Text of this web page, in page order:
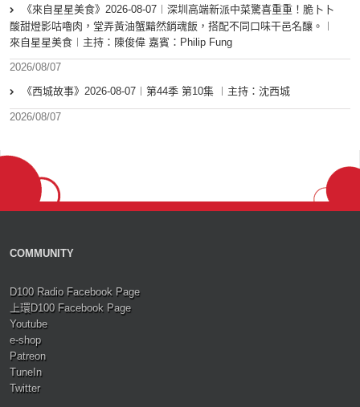
《來自星星美食》2026-08-07︱深圳高端新派中菜驚喜重重！脆卜卜
酸甜燈影咕嚕肉，堂弄黃油蟹黯然銷魂飯，搭配不同口味干邑名釀。︱
來自星星美食︱主持：陳俊偉 嘉賓：Philip Fung
2026/08/07
《西城故事》2026-08-07︱第44季 第10集 ︱主持：沈西城
2026/08/07
COMMUNITY
D100 Radio Facebook Page
上環D100 Facebook Page
Youtube
e-shop
Patreon
TuneIn
Twitter